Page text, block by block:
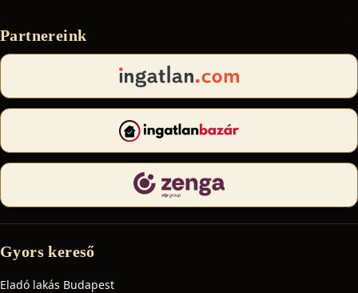
Partnereink
Gyors kereső
Eladó lakás Budapest